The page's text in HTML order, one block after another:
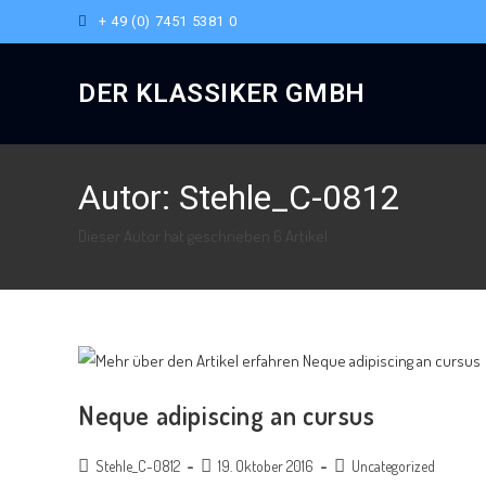
+ 49 (0) 7451 5381 0
DER KLASSIKER GMBH
Autor: Stehle_C-0812
Neque adipiscing an cursus
Stehle_C-0812 19. Oktober 2016 Uncategorized